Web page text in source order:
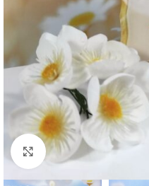
Klikni pre zväčšenie